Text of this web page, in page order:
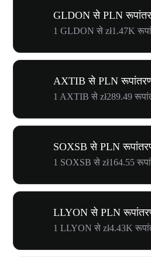
GLDON से PLN
1 GLDON से zł1.47K
AXTIB से PLN
1 AXTIB से zł289.49
SOXSB से PLN
1 SOXSB से zł164.55
LLYON से PLN
1 LLYON से zł4.43K